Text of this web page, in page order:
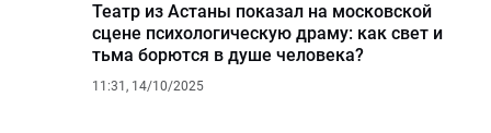
Театр из Астаны показал на московской
сцене психологическую драму: как свет и
тьма борются в душе человека?
11:31, 14/10/2025